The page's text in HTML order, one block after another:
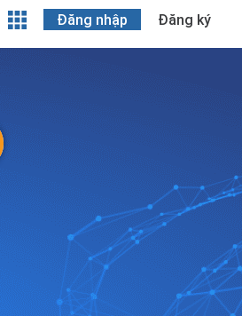
Đăng nhập Đăng ký